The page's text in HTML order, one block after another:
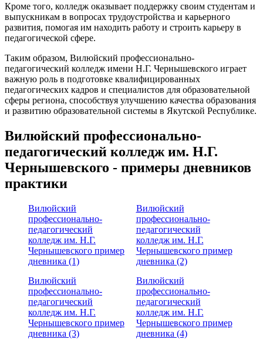
Кроме того, колледж оказывает поддержку своим студентам и
выпускникам в вопросах трудоустройства и карьерного
развития, помогая им находить работу и строить карьеру в
педагогической сфере.
Таким образом, Вилюйский профессионально-
педагогический колледж имени Н.Г. Чернышевского играет
важную роль в подготовке квалифицированных
педагогических кадров и специалистов для образовательной
сферы региона, способствуя улучшению качества образования
и развитию образовательной системы в Якутской Республике.
Вилюйский профессионально-
педагогический колледж им. Н.Г.
Чернышевского - примеры дневников
практики
Вилюйский
профессионально-
педагогический
колледж им. Н.Г.
Чернышевского пример
дневника (1)
Вилюйский
профессионально-
педагогический
колледж им. Н.Г.
Чернышевского пример
дневника (2)
Вилюйский
профессионально-
педагогический
колледж им. Н.Г.
Чернышевского пример
дневника (3)
Вилюйский
профессионально-
педагогический
колледж им. Н.Г.
Чернышевского пример
дневника (4)